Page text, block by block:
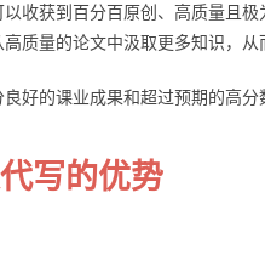
收获到百分百原创、高质量且
质量的论文中汲取更多知识，从
好的课业成果和超过预期的高分
写的优势